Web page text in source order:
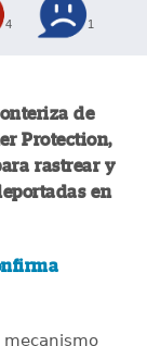
4 1
de
Protection,
rastrear y
en
mecanismo